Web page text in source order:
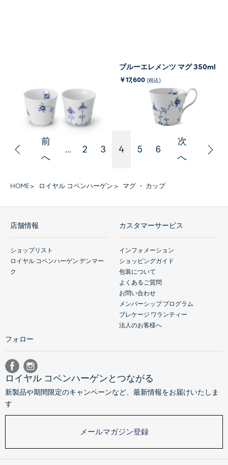
￥17,600(税込)
ブルーエレメンツ マグ 350ml
￥17,600 (税込)
前
へ
... 2 3 4 5 6
次
へ
HOME ロイヤル コペンハーゲン マグ ・ カップ
店舗情報
ショップリスト
ロイヤル コペンハーゲン デンマー
ク
カスタマーサービス
インフォメーション
ショッピングガイド
包装について
よくあるご質問
お問い合わせ
メンバーシップ プログラム
ブレケージ ワランティー
法人のお客様へ
フォロー
ロイヤル コペンハーゲンとつながる
新製品や期間限定のキャンペーンなど、最新情報をお届けいたしま
す
メールマガジン登録